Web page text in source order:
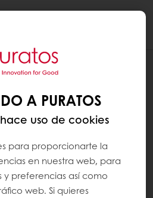
A PURATOS
uso de cookies
para proporcionarte la
en nuestra web, para
y preferencias así como
web. Si quieres